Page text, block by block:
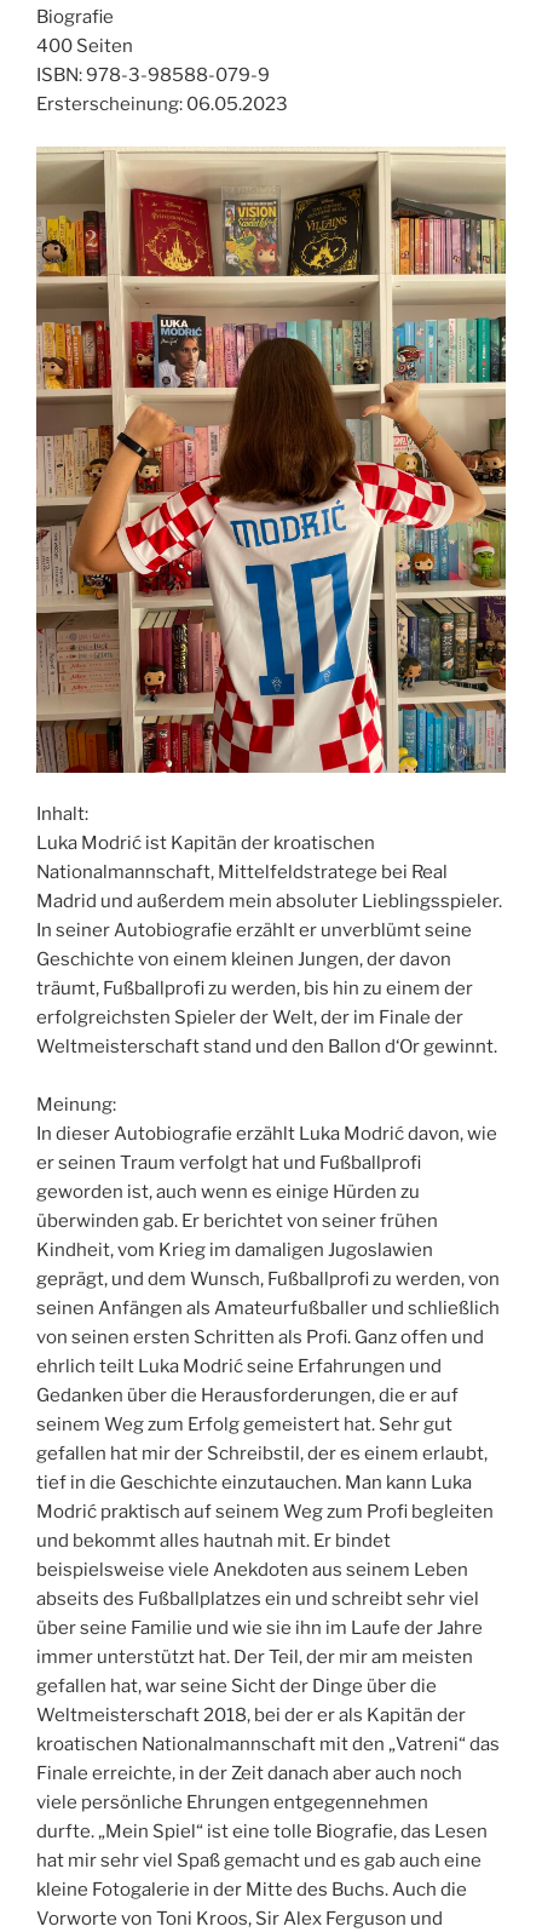
Biografie
400 Seiten
ISBN: 978-3-98588-079-9
Ersterscheinung: 06.05.2023
Inhalt:
Luka Modrić ist Kapitän der kroatischen
Nationalmannschaft, Mittelfeldstratege bei Real
Madrid und außerdem mein absoluter Lieblingsspieler.
In seiner Autobiografie erzählt er unverblümt seine
Geschichte von einem kleinen Jungen, der davon
träumt, Fußballprofi zu werden, bis hin zu einem der
erfolgreichsten Spieler der Welt, der im Finale der
Weltmeisterschaft stand und den Ballon d‘Or gewinnt.
Meinung:
In dieser Autobiografie erzählt Luka Modrić davon, wie
er seinen Traum verfolgt hat und Fußballprofi
geworden ist, auch wenn es einige Hürden zu
überwinden gab. Er berichtet von seiner frühen
Kindheit, vom Krieg im damaligen Jugoslawien
geprägt, und dem Wunsch, Fußballprofi zu werden, von
seinen Anfängen als Amateurfußballer und schließlich
von seinen ersten Schritten als Profi. Ganz offen und
ehrlich teilt Luka Modrić seine Erfahrungen und
Gedanken über die Herausforderungen, die er auf
seinem Weg zum Erfolg gemeistert hat. Sehr gut
gefallen hat mir der Schreibstil, der es einem erlaubt,
tief in die Geschichte einzutauchen. Man kann Luka
Modrić praktisch auf seinem Weg zum Profi begleiten
und bekommt alles hautnah mit. Er bindet
beispielsweise viele Anekdoten aus seinem Leben
abseits des Fußballplatzes ein und schreibt sehr viel
über seine Familie und wie sie ihn im Laufe der Jahre
immer unterstützt hat. Der Teil, der mir am meisten
gefallen hat, war seine Sicht der Dinge über die
Weltmeisterschaft 2018, bei der er als Kapitän der
kroatischen Nationalmannschaft mit den „Vatreni“ das
Finale erreichte, in der Zeit danach aber auch noch
viele persönliche Ehrungen entgegennehmen
durfte. „Mein Spiel“ ist eine tolle Biografie, das Lesen
hat mir sehr viel Spaß gemacht und es gab auch eine
kleine Fotogalerie in der Mitte des Buchs. Auch die
Vorworte von Toni Kroos, Sir Alex Ferguson und